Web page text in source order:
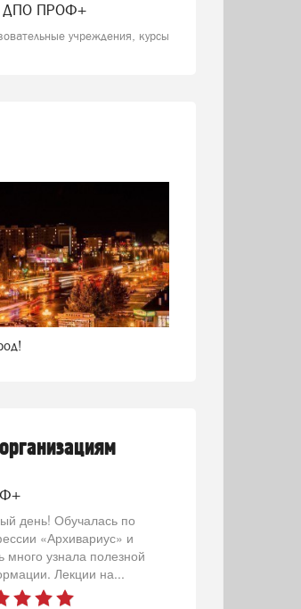
ДПО ПРОФ+
учреждения, курсы
день! Обучалась по
«Архивариус» и
много узнала полезной
Лекции на...